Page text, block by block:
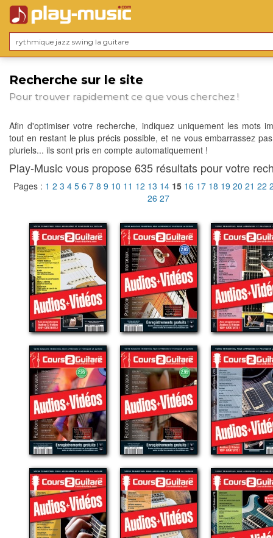
Recherche sur le site
Pour trouver rapidement ce que vous cherchez !
Afin d'optimiser votre recherche, indiquez uniquement les mots
tout en restant le plus précis possible, et ne vous embarrassez
pluriels... ils sont pris en compte automatiquement !
Play-Music vous propose 635 résultats pour votre
Pages : 1 2 3 4 5 6 7 8 9 10 11 12 13 14 15 16 17 18 19 20 21 22
26 27